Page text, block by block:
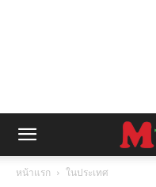
หน้าแรก ในประเทศ